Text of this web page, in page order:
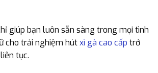
giúp bạn luôn sẵn sàng trong mọi tình
cho trải nghiệm hútxì gà cao cấp trở
tục.